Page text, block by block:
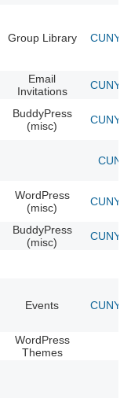
Group Library CUNY
Email
Invitations
CUNY
BuddyPress
(misc)
CUNY
WordPress
(misc)
CUNY
BuddyPress
(misc)
CUNY
Events CUNY
WordPress
Themes